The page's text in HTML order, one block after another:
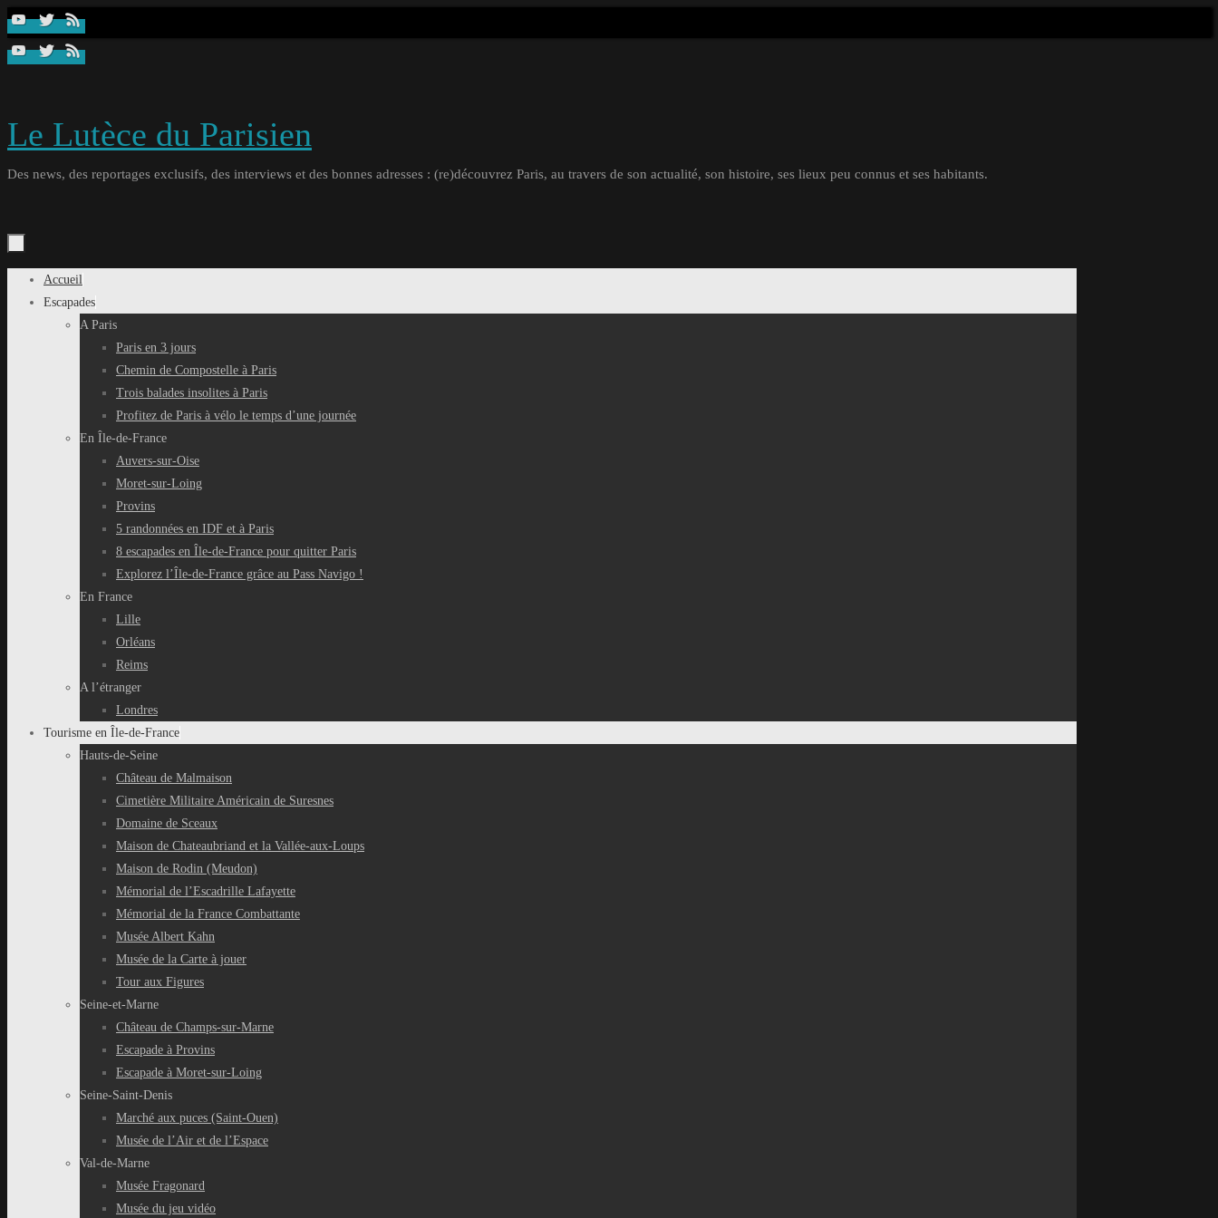
Passer
contenu
Le Lutèce du Parisien
Des news, des reportages exclusifs, des interviews et des bonnes adresses : (re)découvrez Paris, au travers de son actualité, son histoire, ses lieux peu connus et ses habitants.
Passer
Accueil
Escapades
A Paris
Paris en 3 jours
Chemin de Compostelle à Paris
Trois balades insolites à Paris
Profitez de Paris à vélo le temps d’une journée
En Île-de-France
Auvers-sur-Oise
Moret-sur-Loing
Provins
5 randonnées en IDF et à Paris
8 escapades en Île-de-France pour quitter Paris
Explorez l’Île-de-France grâce au Pass Navigo !
En France
Lille
Orléans
Reims
A l’étranger
Londres
Tourisme en Île-de-France
Hauts-de-Seine
Château de Malmaison
Cimetière Militaire Américain de Suresnes
Domaine de Sceaux
Maison de Chateaubriand et la Vallée-aux-Loups
Maison de Rodin (Meudon)
Mémorial de l’Escadrille Lafayette
Mémorial de la France Combattante
Musée Albert Kahn
Musée de la Carte à jouer
Tour aux Figures
Seine-et-Marne
Château de Champs-sur-Marne
Escapade à Provins
Escapade à Moret-sur-Loing
Seine-Saint-Denis
Marché aux puces (Saint-Ouen)
Musée de l’Air et de l’Espace
Val-de-Marne
Musée Fragonard
Musée du jeu vidéo